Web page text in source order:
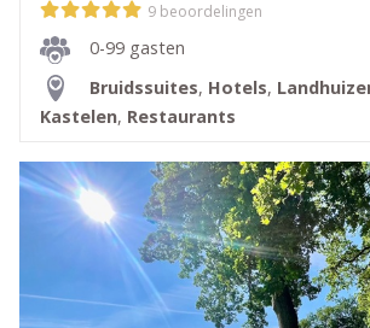
9 beoordelingen
0-99 gasten
Bruidssuites, Hotels,
Kastelen, Restaurants